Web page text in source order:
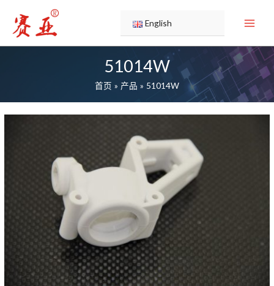
容
English
51014W
首页 产品 51014W